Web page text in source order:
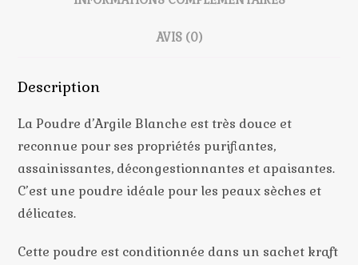
AVIS (0)
Description
La Poudre d’Argile Blanche est très douce et
reconnue pour ses propriétés purifiantes,
assainissantes, décongestionnantes et apaisantes.
C’est une poudre idéale pour les peaux sèches et
délicates.
Cette poudre est conditionnée dans un sachet kraft